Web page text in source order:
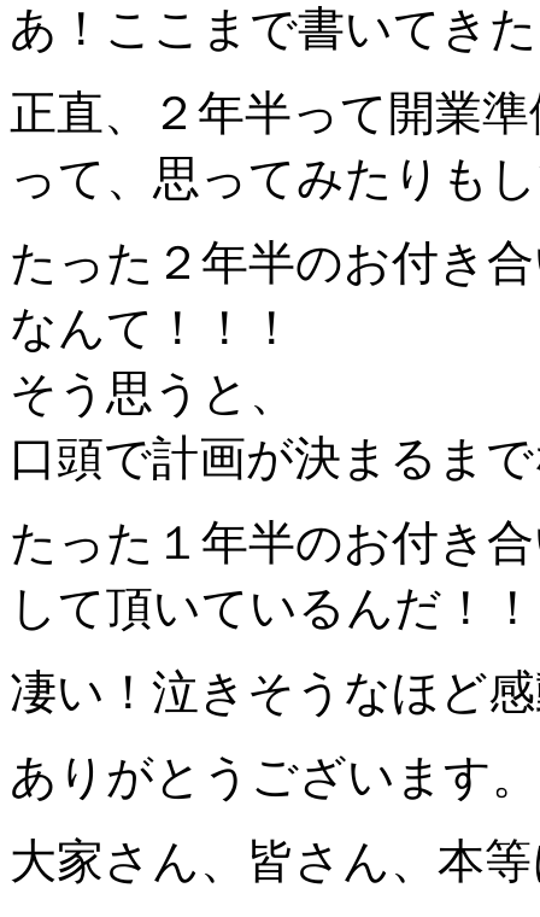
あ！ここまで書いてき
正直、２年半って開業
って、思ってみたりも
たった２年半のお付き
なんて！！！
そう思うと、
口頭で計画が決まるま
たった１年半のお付き
して頂いているんだ！
凄い！泣きそうなほど
ありがとうございます。
大家さん、皆さん、本